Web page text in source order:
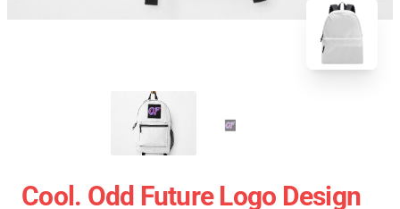
Cool. Odd Future Logo Design